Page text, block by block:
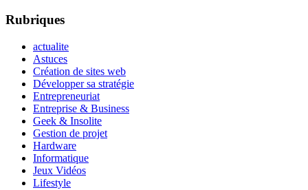
Rubriques
actualite
Astuces
Création de sites web
Développer sa stratégie
Entrepreneuriat
Entreprise & Business
Geek & Insolite
Gestion de projet
Hardware
Informatique
Jeux Vidéos
Lifestyle